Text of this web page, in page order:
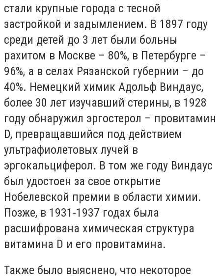
стали крупные города с тесной
застройкой и задымлением. В 1897 году
среди детей до 3 лет были больны
рахитом в Москве – 80%, в Петербурге –
96%, а в селах Рязанской губернии – до
40%. Немецкий химик Адольф Виндаус,
более 30 лет изучавший стерины, в 1928
году обнаружил эргостерол – провитамин
D, превращавшийся под действием
ультрафиолетовых лучей в
эргокальциферол. В том же году Виндаус
был удостоен за свое открытие
Нобелевской премии в области химии.
Позже, в 1931-1937 годах была
расшифрована химическая структура
витамина D и его провитамина.
Также было выяснено, что некоторое